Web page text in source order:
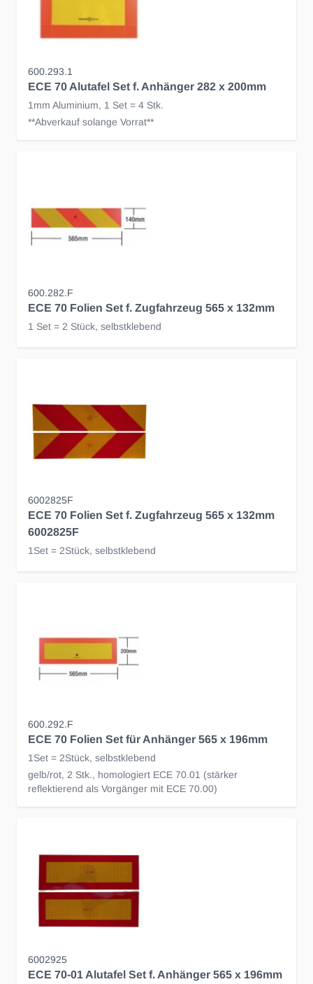
600.293.1
ECE 70 Alutafel Set f. Anhänger 282 x 200mm
1mm Aluminium, 1 Set = 4 Stk.
**Abverkauf solange Vorrat**
600.282.F
ECE 70 Folien Set f. Zugfahrzeug 565 x 132mm
1 Set = 2 Stück, selbstklebend
6002825F
ECE 70 Folien Set f. Zugfahrzeug 565 x 132mm
6002825F
1Set = 2Stück, selbstklebend
600.292.F
ECE 70 Folien Set für Anhänger 565 x 196mm
1Set = 2Stück, selbstklebend
gelb/rot, 2 Stk., homologiert ECE 70.01 (stärker
reflektierend als Vorgänger mit ECE 70.00)
6002925
ECE 70-01 Alutafel Set f. Anhänger 565 x 196mm